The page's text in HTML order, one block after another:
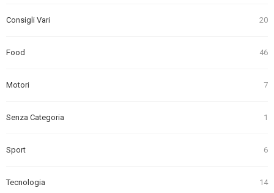
Consigli Vari 20
Food 46
Motori 7
Senza Categoria 1
Sport 6
Tecnologia 14